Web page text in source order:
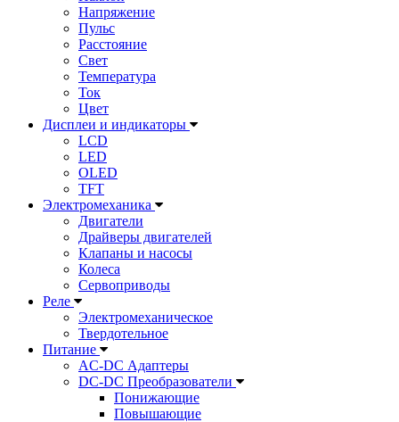
Напряжение
Пульс
Расстояние
Свет
Температура
Ток
Цвет
Дисплеи и индикаторы
LCD
LED
OLED
TFT
Электромеханика
Двигатели
Драйверы двигателей
Клапаны и насосы
Колеса
Сервоприводы
Реле
Электромеханическое
Твердотельное
Питание
AC-DC Адаптеры
DC-DC Преобразователи
Понижающие
Повышающие